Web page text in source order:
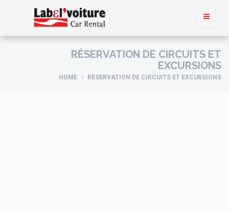
RÉSERVATION DE CIRCUITS ET
EXCURSIONS
HOME RÉSERVATION DE CIRCUITS ET EXCURSIONS